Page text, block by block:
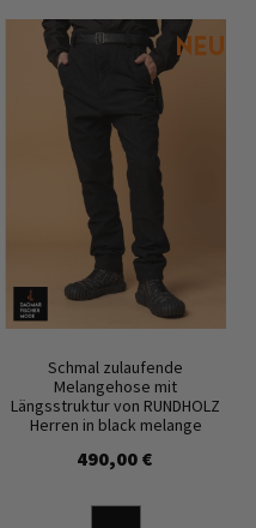
Schmal zulaufende
Melangehose mit
Längsstruktur von RUNDHOLZ
Herren in black melange
490,00 €